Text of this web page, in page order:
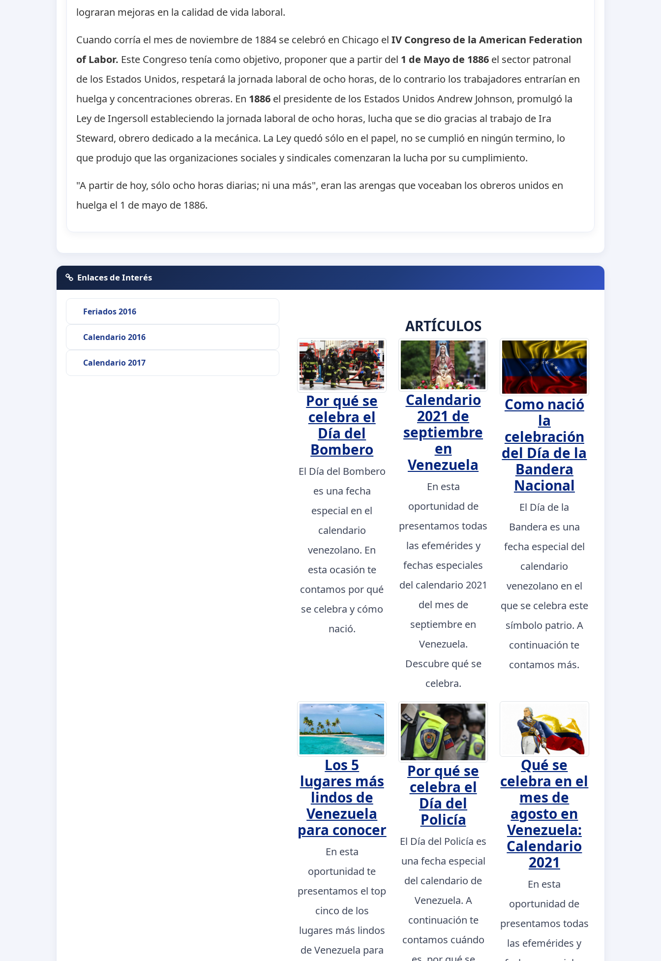
lograran mejoras en la calidad de vida laboral.
Cuando corría el mes de noviembre de 1884 se celebró en Chicago elIV Congreso de la American Federation
of Labor. Este Congreso tenía como objetivo, proponer que a partir del 1 de Mayo de 1886 el sector patronal
de los Estados Unidos, respetará la jornada laboral de ocho horas, de lo contrario los trabajadores entrarían en
huelga y concentraciones obreras. En 1886 el presidente de los Estados Unidos Andrew Johnson, promulgó la
Ley de Ingersoll estableciendo la jornada laboral de ocho horas, lucha que se dio gracias al trabajo de Ira
Steward, obrero dedicado a la mecánica. La Ley quedó sólo en el papel, no se cumplió en ningún termino, lo
que produjo que las organizaciones sociales y sindicales comenzaran la lucha por su cumplimiento.
"A partir de hoy, sólo ocho horas diarias; ni una más", eran las arengas que voceaban los obreros unidos en
huelga el 1 de mayo de 1886.
Enlaces de Interés
Feriados 2016
Calendario 2016
Calendario 2017
ARTÍCULOS
Por qué se
celebra el
Día del
Bombero
El Día del Bombero
es una fecha
especial en el
calendario
venezolano. En
esta ocasión te
contamos por qué
se celebra y cómo
nació.
Calendario
2021 de
septiembre
en
Venezuela
En esta
oportunidad de
presentamos todas
las efemérides y
fechas especiales
del calendario 2021
del mes de
septiembre en
Venezuela.
Descubre qué se
celebra.
Como nació
la
celebración
del Día de la
Bandera
Nacional
El Día de la
Bandera es una
fecha especial del
calendario
venezolano en el
que se celebra este
símbolo patrio. A
continuación te
contamos más.
Los 5
lugares más
lindos de
Venezuela
para conocer
En esta
oportunidad te
presentamos el top
cinco de los
lugares más lindos
de Venezuela para
Por qué se
celebra el
Día del
Policía
El Día del Policía es
una fecha especial
del calendario de
Venezuela. A
continuación te
contamos cuándo
Qué se
celebra en el
mes de
agosto en
Venezuela:
Calendario
2021
En esta
oportunidad de
presentamos todas
las efemérides y